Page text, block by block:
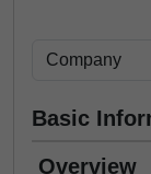
Basic
Overview